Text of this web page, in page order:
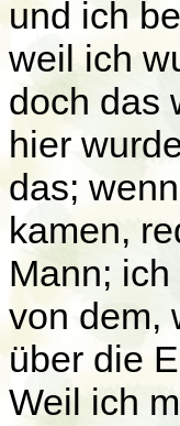
und ich
weil ich
doch das
hier
das;
kamen,
Mann;
von dem,
über die
Weil ich